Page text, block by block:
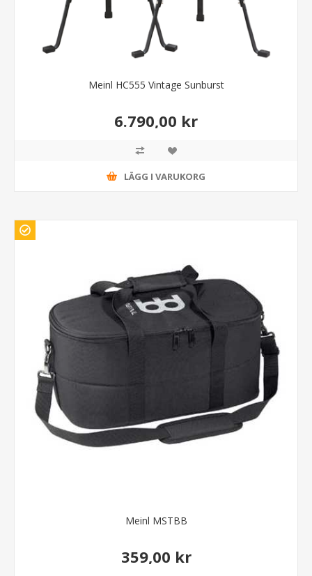
Meinl HC555 Vintage Sunburst
6.790,00 kr
LÄGG I VARUKORG
Meinl MSTBB
359,00 kr